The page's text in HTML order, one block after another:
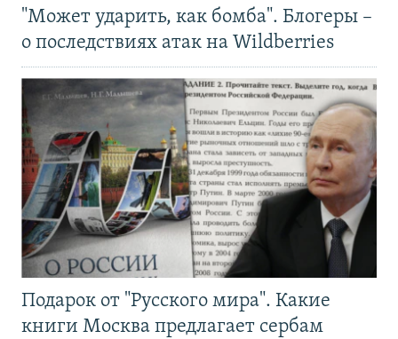
"Может ударить, как бомба". Блогеры –
о последствиях атак на Wildberries
Подарок от "Русского мира". Какие
книги Москва предлагает сербам